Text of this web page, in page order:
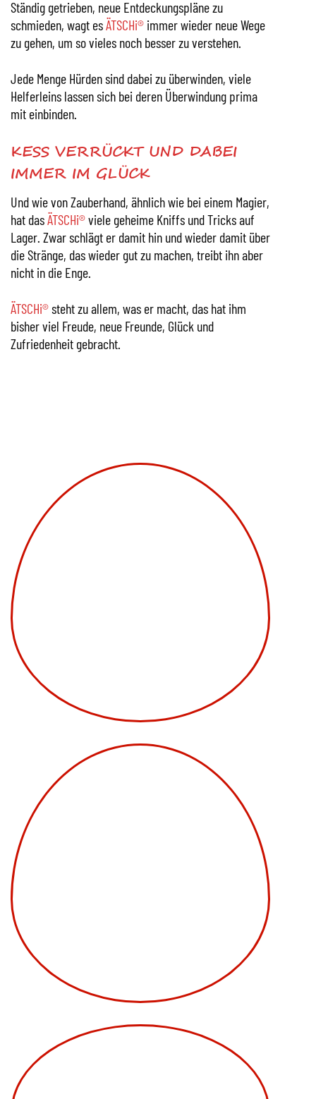
Ständig getrieben, neue Entdeckungspläne zu
schmieden, wagt esÄTSCHi® immer wieder neue Wege
zu gehen, um so vieles noch besser zu verstehen.
Jede Menge Hürden sind dabei zu überwinden, viele
Helferleins lassen sich bei deren Überwindung prima
mit einbinden.
KESS VERRÜCKT UND DABEI
IMMER IM GLÜCK
Und wie von Zauberhand, ähnlich wie bei einem Magier,
hat dasÄTSCHi®viele geheime Kniffs und Tricks auf
Lager. Zwar schlägt er damit hin und wieder damit über
die Stränge, das wieder gut zu machen, treibt ihn aber
nicht in die Enge.
ÄTSCHi®steht zu allem, was er macht, das hat ihm
bisher viel Freude, neue Freunde, Glück und
Zufriedenheit gebracht.